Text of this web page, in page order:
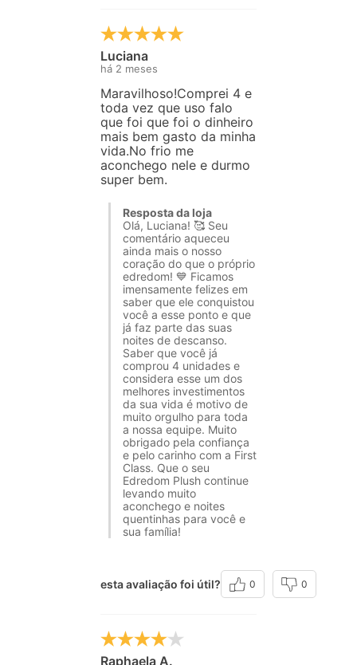
Luciana
há 2 meses
Maravilhoso!Comprei 4 e
toda vez que uso falo
que foi que foi o dinheiro
mais bem gasto da minha
vida.No frio me
aconchego nele e durmo
super bem.
Resposta da loja
Olá, Luciana! 🥰 Seu
comentário aqueceu
ainda mais o nosso
coração do que o próprio
edredom! 💙 Ficamos
imensamente felizes em
saber que ele conquistou
você a esse ponto e que
já faz parte das suas
noites de descanso.
Saber que você já
comprou 4 unidades e
considera esse um dos
melhores investimentos
da sua vida é motivo de
muito orgulho para toda
a nossa equipe. Muito
obrigado pela confiança
e pelo carinho com a First
Class. Que o seu
Edredom Plush continue
levando muito
aconchego e noites
quentinhas para você e
sua família!
esta avaliação foi útil? 0 0
Raphaela A.